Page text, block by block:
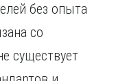
без опыта
со
существует